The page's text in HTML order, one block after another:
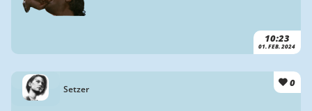
10:23
01. FEB. 2024
Setzer
0